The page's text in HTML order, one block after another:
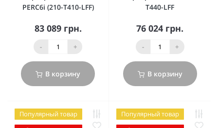
PERC6i (210-T410-LFF)
83 089 грн.
- +
В корзину
T440-LFF
76 024 грн.
- +
В корзину
Популярный товар
Популярный товар